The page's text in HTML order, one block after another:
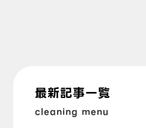
最新記事一覧
cleaning menu